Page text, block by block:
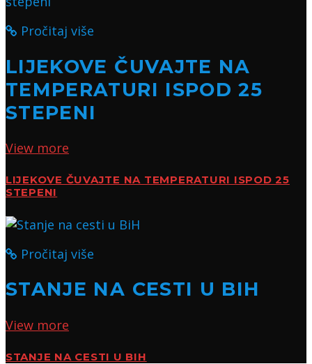
Pročitaj više
LIJEKOVE ČUVAJTE NA
TEMPERATURI ISPOD 25
STEPENI
View more
LIJEKOVE ČUVAJTE NA TEMPERATURI ISPOD 25
STEPENI
Pročitaj više
STANJE NA CESTI U BIH
View more
STANJE NA CESTI U BIH